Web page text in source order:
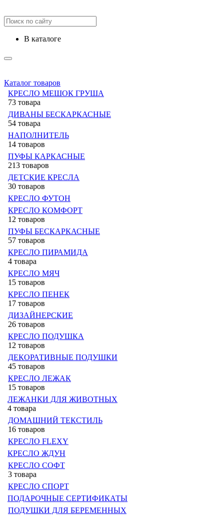
в каталоге
Каталог товаров
КРЕСЛО МЕШОК ГРУША
73 товара
ДИВАНЫ БЕСКАРКАСНЫЕ
54 товара
НАПОЛНИТЕЛЬ
14 товаров
ПУФЫ КАРКАСНЫЕ
213 товаров
ДЕТСКИЕ КРЕСЛА
30 товаров
КРЕСЛО ФУТОН
КРЕСЛО КОМФОРТ
12 товаров
ПУФЫ БЕСКАРКАСНЫЕ
57 товаров
КРЕСЛО ПИРАМИДА
4 товара
КРЕСЛО МЯЧ
15 товаров
КРЕСЛО ПЕНЕК
17 товаров
ДИЗАЙНЕРСКИЕ
26 товаров
КРЕСЛО ПОДУШКА
12 товаров
ДЕКОРАТИВНЫЕ ПОДУШКИ
45 товаров
КРЕСЛО ЛЕЖАК
15 товаров
ЛЕЖАНКИ ДЛЯ ЖИВОТНЫХ
4 товара
ДОМАШНИЙ ТЕКСТИЛЬ
16 товаров
КРЕСЛО FLEXY
КРЕСЛО ЖДУН
КРЕСЛО СОФТ
3 товара
КРЕСЛО СПОРТ
ПОДАРОЧНЫЕ СЕРТИФИКАТЫ
ПОДУШКИ ДЛЯ БЕРЕМЕННЫХ